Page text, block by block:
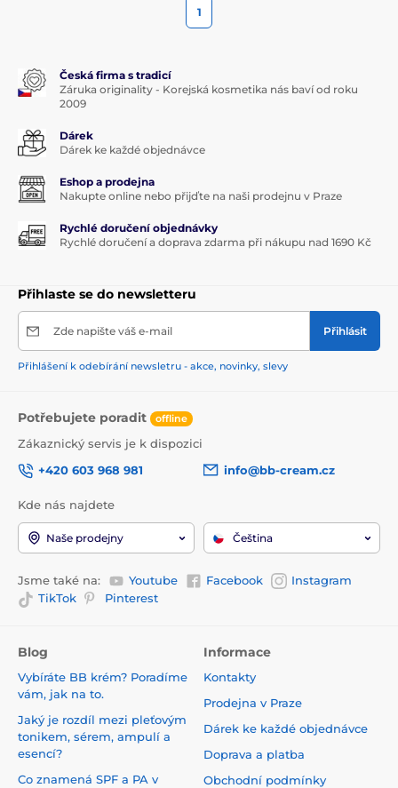
1
Česká firma s tradicí
Záruka originality - Korejská kosmetika nás baví od roku
2009
Dárek
Dárek ke každé objednávce
Eshop a prodejna
Nakupte online nebo přijďte na naši prodejnu v Praze
Rychlé doručení objednávky
Rychlé doručení a doprava zdarma při nákupu nad 1690 Kč
Přihlaste se do newsletteru
Zde napište váš e-mail Přihlásit
Přihlášení k odebírání newsletru - akce, novinky, slevy
Potřebujete poradit offline
Zákaznický servis je k dispozici
+420 603 968 981
info@bb-cream.cz
Kde nás najdete
Naše prodejny Čeština
Jsme také na: Youtube Facebook
Instagram
TikTok
Pinterest
Blog
Vybíráte BB krém? Poradíme
vám, jak na to.
Jaký je rozdíl mezi pleťovým
tonikem, sérem, ampulí a
esencí?
Co znamená SPF a PA v
Informace
Kontakty
Prodejna v Praze
Dárek ke každé objednávce
Doprava a platba
Obchodní podmínky